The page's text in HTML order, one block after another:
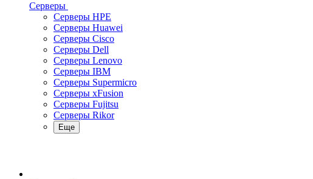
Серверы
Серверы HPE
Серверы Huawei
Серверы Cisco
Серверы Dell
Серверы Lenovo
Серверы IBM
Серверы Supermicro
Серверы xFusion
Серверы Fujitsu
Серверы Rikor
Еще